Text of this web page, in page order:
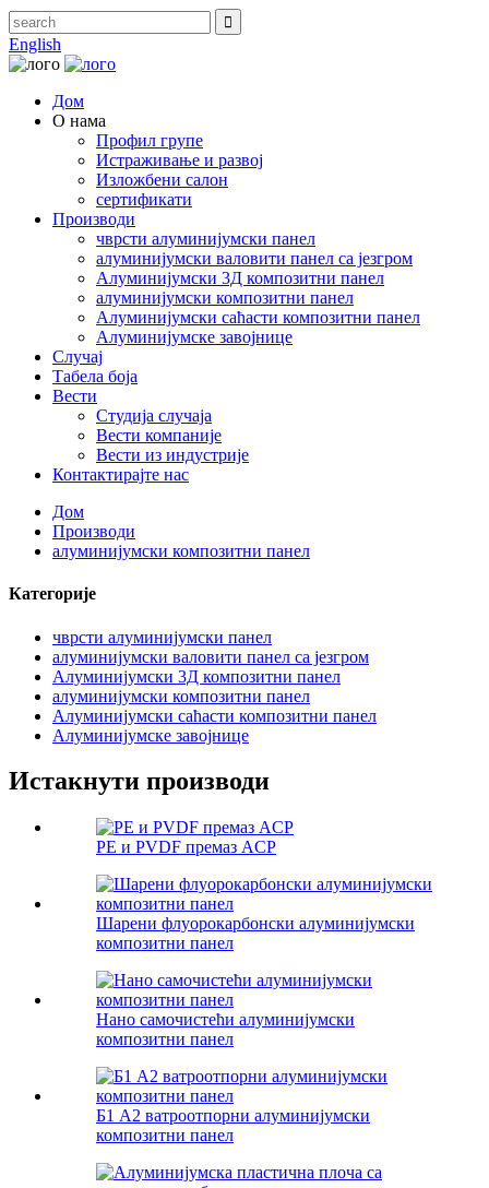
English
Дом
О нама
Профил групе
Истраживање и развој
Изложбени салон
сертификати
Производи
чврсти алуминијумски панел
алуминијумски валовити панел са језгром
Алуминијумски 3Д композитни панел
алуминијумски композитни панел
Алуминијумски саћасти композитни панел
Алуминијумске завојнице
Случај
Табела боја
Вести
Студија случаја
Вести компаније
Вести из индустрије
Контактирајте нас
Дом
Производи
алуминијумски композитни панел
Категорије
чврсти алуминијумски панел
алуминијумски валовити панел са језгром
Алуминијумски 3Д композитни панел
алуминијумски композитни панел
Алуминијумски саћасти композитни панел
Алуминијумске завојнице
Истакнути производи
PE и PVDF премаз ACP
Шарени флуорокарбонски алуминијумски
композитни панел
Нано самочистећи алуминијумски
композитни панел
Б1 А2 ватроотпорни алуминијумски
композитни панел